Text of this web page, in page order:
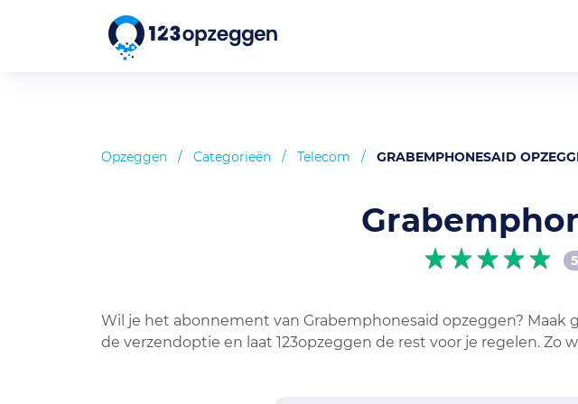
Opzeggen / Categorieën / Telecom / GRABEMPHONESAID
Wil je het abonnement van Grabemphonesaid opzeggen? Maak
de verzendoptie en laat 123opzeggen de rest voor je regelen.